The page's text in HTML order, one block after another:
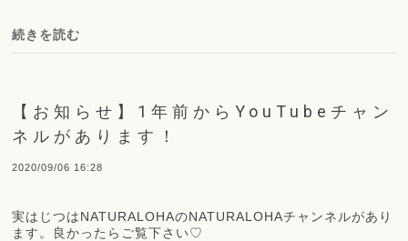
続きを読む
【お知らせ】1年前からYouTubeチャン
ネルがあります！
2020/09/06 16:28
実はじつはNATURALOHAのNATURALOHAチャンネルがあり
ます。良かったらご覧下さい♡